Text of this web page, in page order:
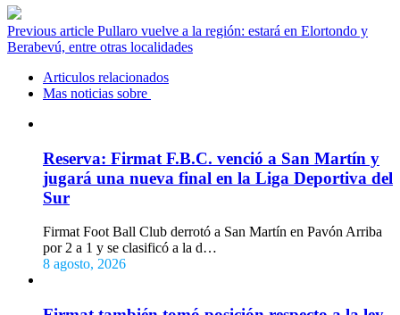
Previous article Pullaro vuelve a la región: estará en Elortondo y
Berabevú, entre otras localidades
Articulos relacionados
Mas noticias sobre
Reserva: Firmat F.B.C. venció a San Martín y
jugará una nueva final en la Liga Deportiva del
Sur
Firmat Foot Ball Club derrotó a San Martín en Pavón Arriba
por 2 a 1 y se clasificó a la d…
8 agosto, 2026